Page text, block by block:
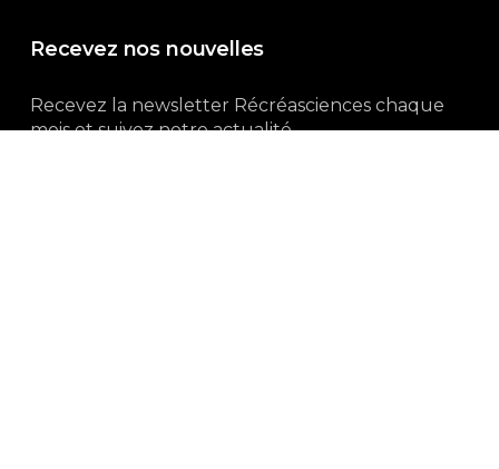
Recevez nos nouvelles
Recevez la newsletter Récréasciences chaque
mois et suivez notre actualité...